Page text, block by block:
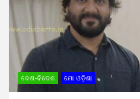
ଦେଶ-ବିଦେଶ ମୋ ଓଡ଼ିଶା